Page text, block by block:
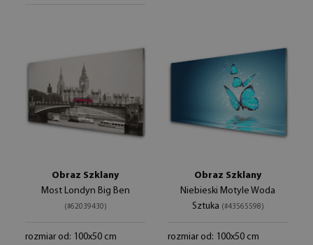
Obraz Szklany
Most Londyn Big Ben
(#62039430)
rozmiar od: 100x50 cm
Obraz Szklany
Niebieski Motyle Woda
Sztuka (#43565598)
rozmiar od: 100x50 cm